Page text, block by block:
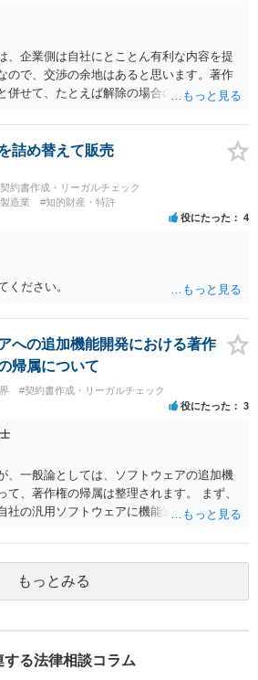
、企業側は自社にとことん有利な内容を提
ので、交渉の余地はあると思います。著作
併せて、たとえば解除の場合のクリエータ
は一方的な委任契約の解除には、必要に応
ばならないと定められています。） ただ、
書式なので変更できない」といった趣旨の
関係の構築を考えても、ご縁がなかったと
いように思います。
詰め替えて販売
約書作成・リーガルチェック
造業 #知的財産・特許
役にたった 4
ください。
への追加機能開発における著作
帰属について
#契約書作成・リーガルチェック
役にたった 3
、一般論としては、ソフトウェアの追加機
て、著作権の帰属は整理されます。 まず、
社の汎用ソフトウェアに機能追加を行った
分を含めたプログラムの著作権は原則とし
利用者が費用を負担している場合でも、そ
移転するわけではありません。 一方、利用
、その追加機能を含むソフトウェアを契約
ダーが他の顧客にも同様の機能を提供でき
もっとみる
る法律相談コラム